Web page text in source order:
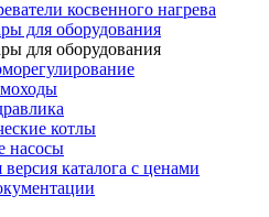
косвенного нагрева
для оборудования
для оборудования
котлы
насосы
версия каталога с ценами